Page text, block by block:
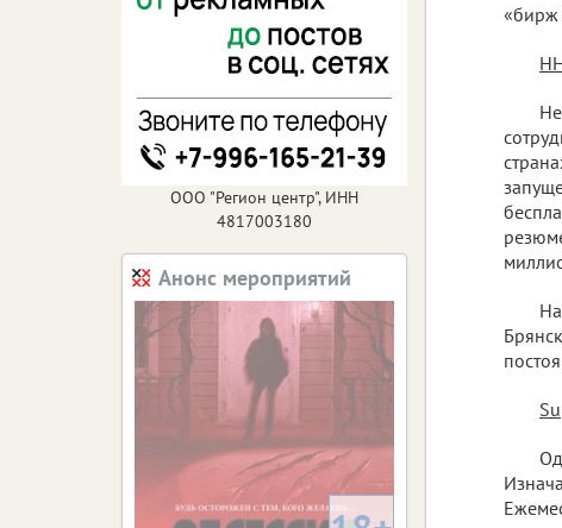
«бирж
ООО "Регион центр", ИНН
4817003180
Анонс мероприятий